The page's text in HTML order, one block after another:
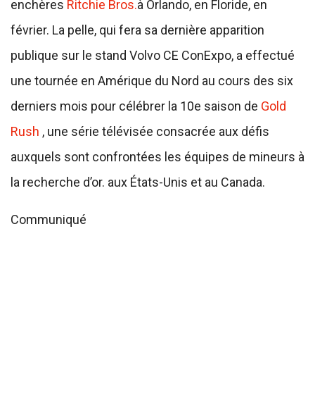
enchères Ritchie Bros.à Orlando, en Floride, en
février. La pelle, qui fera sa dernière apparition
publique sur le stand Volvo CE ConExpo, a effectué
une tournée en Amérique du Nord au cours des six
derniers mois pour célébrer la 10e saison de Gold
Rush , une série télévisée consacrée aux défis
auxquels sont confrontées les équipes de mineurs à
la recherche d’or. aux États-Unis et au Canada.
Communiqué